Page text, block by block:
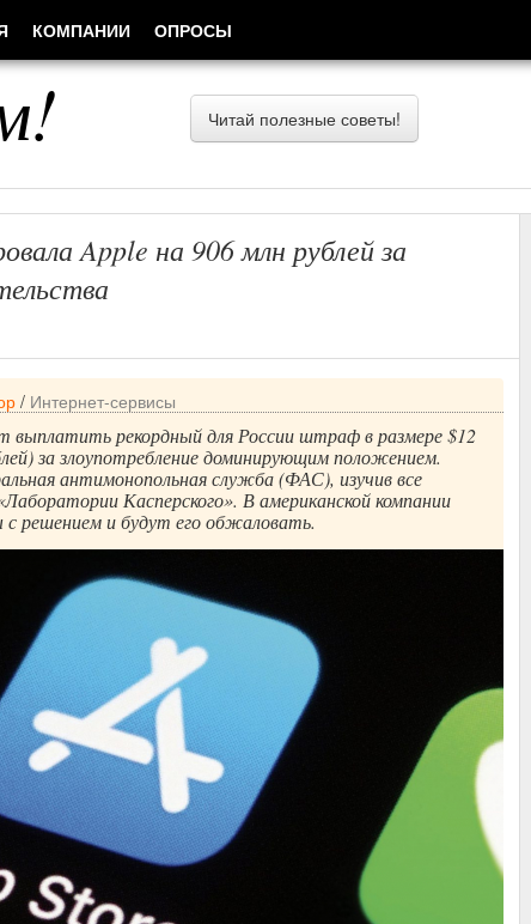
Читай полезные советы!
Apple на 906 млн рублей за
/ Интернет-сервисы
выплатить рекордный для России штраф в размере $12
за злоупотребление доминирующим положением.
антимонопольная служба (ФАС), изучив все
Касперского». В американской компании
с решением и будут его обжаловать.
КОМПАНИИ ОПРОСЫ